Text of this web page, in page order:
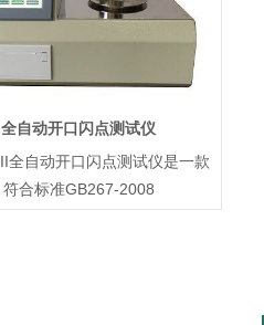
全自动开口闪点测试仪
全自动开口闪点测试仪是一款
符合标准GB267-2008